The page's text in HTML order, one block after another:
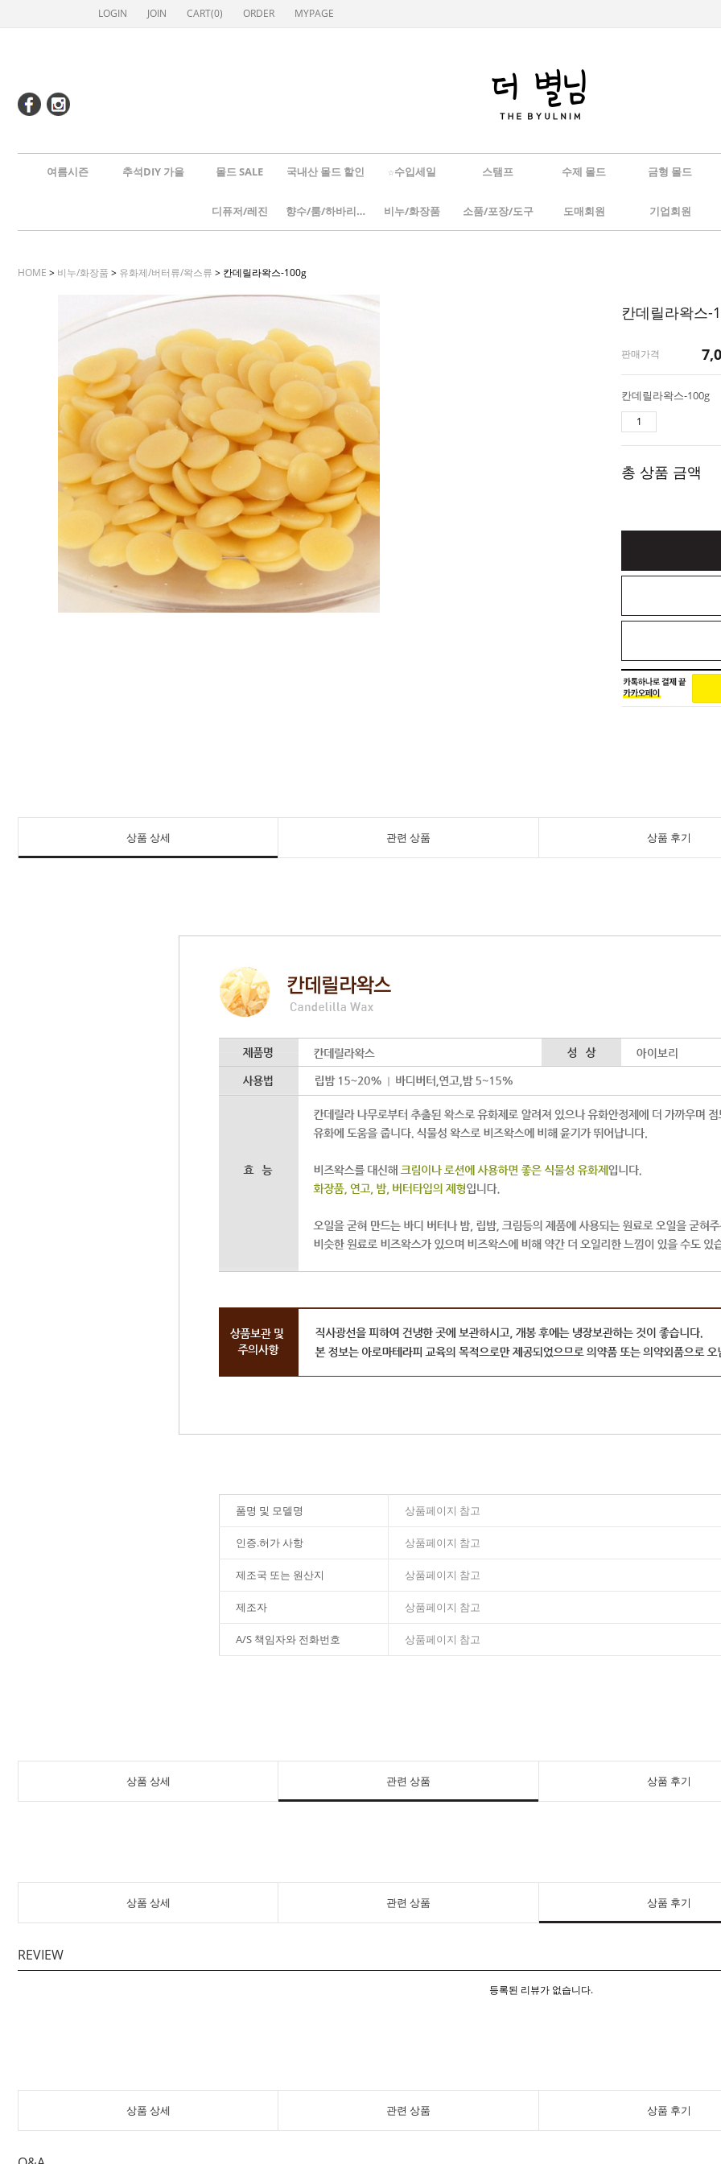
LOGIN JOIN CART(0) ORDER MYPAGE
여름시즌 추석DIY 가을 몰드 SALE 국내산 몰드 할인 ☆수입세일 스탬프 수제 몰드 금형 몰드
디퓨저/레진 향수/룸/하바리움 비누/화장품 소품/포장/도구 도매회원 기업회원
HOME > 비누/화장품 > 유화제/버터류/왁스류 > 칸데릴라왁스-100g
칸데릴라왁스-
판매가격
칸데릴라왁스-100g
총 상품 금액
상품 상세 관련 상품 상품 후기
품명 및 모델명 상품페이지 참고
인증.허가 사항 상품페이지 참고
제조국 또는 원산지 상품페이지 참고
제조자 상품페이지 참고
A/S 책임자와 전화번호 상품페이지 참고
상품 상세 관련 상품 상품 후기
상품 상세 관련 상품 상품 후기
REVIEW
등록된 리뷰가 없습니다.
상품 상세 관련 상품 상품 후기